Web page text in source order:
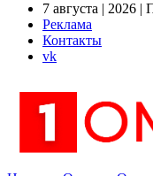
7 августа | 2026 |
Реклама
Контакты
vk